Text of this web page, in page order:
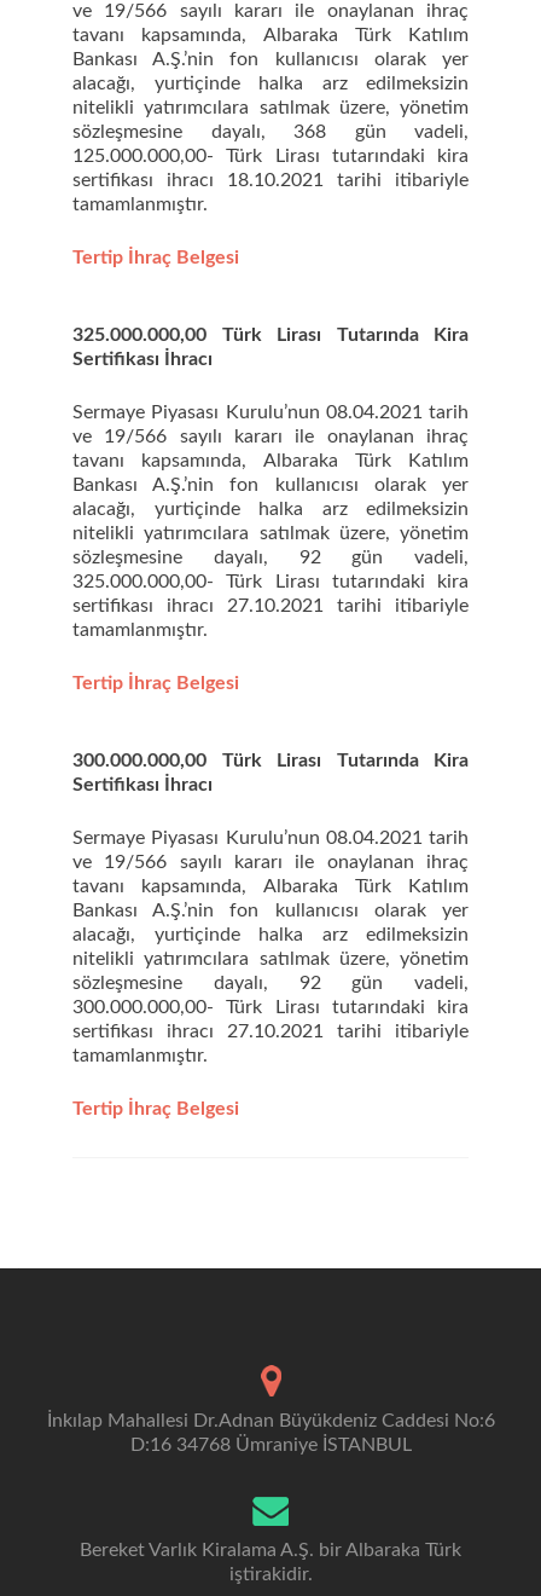
ve 19/566 sayılı kararı ile onaylanan ihraç
tavanı kapsamında, Albaraka Türk Katılım
Bankası A.Ş.’nin fon kullanıcısı olarak yer
alacağı, yurtiçinde halka arz edilmeksizin
nitelikli yatırımcılara satılmak üzere, yönetim
sözleşmesine dayalı, 368 gün vadeli,
125.000.000,00- Türk Lirası tutarındaki kira
sertifikası ihracı 18.10.2021 tarihi itibariyle
tamamlanmıştır.
Tertip İhraç Belgesi
325.000.000,00 Türk Lirası Tutarında Kira
Sertifikası İhracı
Sermaye Piyasası Kurulu’nun 08.04.2021 tarih
ve 19/566 sayılı kararı ile onaylanan ihraç
tavanı kapsamında, Albaraka Türk Katılım
Bankası A.Ş.’nin fon kullanıcısı olarak yer
alacağı, yurtiçinde halka arz edilmeksizin
nitelikli yatırımcılara satılmak üzere, yönetim
sözleşmesine dayalı, 92 gün vadeli,
325.000.000,00- Türk Lirası tutarındaki kira
sertifikası ihracı 27.10.2021 tarihi itibariyle
tamamlanmıştır.
Tertip İhraç Belgesi
300.000.000,00 Türk Lirası Tutarında Kira
Sertifikası İhracı
Sermaye Piyasası Kurulu’nun 08.04.2021 tarih
ve 19/566 sayılı kararı ile onaylanan ihraç
tavanı kapsamında, Albaraka Türk Katılım
Bankası A.Ş.’nin fon kullanıcısı olarak yer
alacağı, yurtiçinde halka arz edilmeksizin
nitelikli yatırımcılara satılmak üzere, yönetim
sözleşmesine dayalı, 92 gün vadeli,
300.000.000,00- Türk Lirası tutarındaki kira
sertifikası ihracı 27.10.2021 tarihi itibariyle
tamamlanmıştır.
Tertip İhraç Belgesi
İnkılap Mahallesi Dr.Adnan Büyükdeniz Caddesi No:6
D:16 34768 Ümraniye İSTANBUL
Bereket Varlık Kiralama A.Ş. bir Albaraka Türk
iştirakidir.